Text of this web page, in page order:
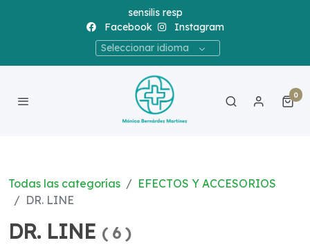
sensilis resp
Facebook
Instagram
Seleccionar idioma
0
Todas las categorías
EFECTOS Y ACCESORIOS
DR. LINE
DR. LINE ( 6 )